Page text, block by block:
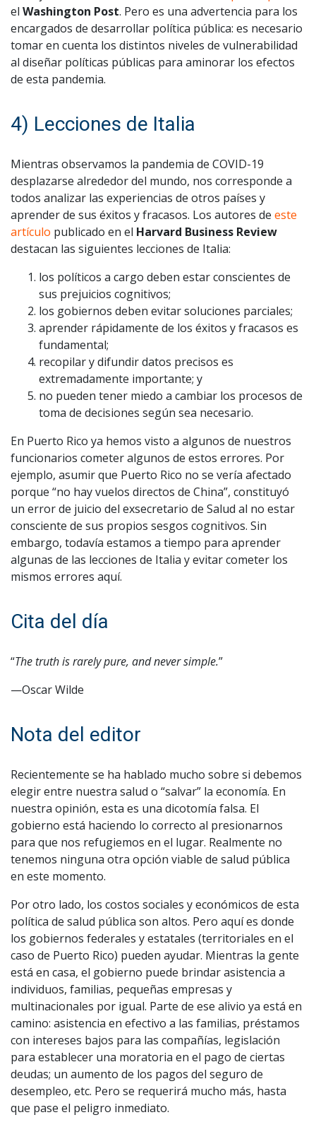
el Washington Post. Pero es una advertencia para los
encargados de desarrollar política pública: es necesario
tomar en cuenta los distintos niveles de vulnerabilidad
al diseñar políticas públicas para aminorar los efectos
de esta pandemia.
4) Lecciones de Italia
Mientras observamos la pandemia de COVID-19
desplazarse alrededor del mundo, nos corresponde a
todos analizar las experiencias de otros países y
aprender de sus éxitos y fracasos. Los autores de este
artículo publicado en el Harvard Business Review
destacan las siguientes lecciones de Italia:
los políticos a cargo deben estar conscientes de
sus prejuicios cognitivos;
los gobiernos deben evitar soluciones parciales;
aprender rápidamente de los éxitos y fracasos es
fundamental;
recopilar y difundir datos precisos es
extremadamente importante; y
no pueden tener miedo a cambiar los procesos de
toma de decisiones según sea necesario.
En Puerto Rico ya hemos visto a algunos de nuestros
funcionarios cometer algunos de estos errores. Por
ejemplo, asumir que Puerto Rico no se vería afectado
porque “no hay vuelos directos de China”, constituyó
un error de juicio del exsecretario de Salud al no estar
consciente de sus propios sesgos cognitivos. Sin
embargo, todavía estamos a tiempo para aprender
algunas de las lecciones de Italia y evitar cometer los
mismos errores aquí.
Cita del día
“The truth is rarely pure, and never simple.”
—Oscar Wilde
Nota del editor
Recientemente se ha hablado mucho sobre si debemos
elegir entre nuestra salud o “salvar” la economía. En
nuestra opinión, esta es una dicotomía falsa. El
gobierno está haciendo lo correcto al presionarnos
para que nos refugiemos en el lugar. Realmente no
tenemos ninguna otra opción viable de salud pública
en este momento.
Por otro lado, los costos sociales y económicos de esta
política de salud pública son altos. Pero aquí es donde
los gobiernos federales y estatales (territoriales en el
caso de Puerto Rico) pueden ayudar. Mientras la gente
está en casa, el gobierno puede brindar asistencia a
individuos, familias, pequeñas empresas y
multinacionales por igual. Parte de ese alivio ya está en
camino: asistencia en efectivo a las familias, préstamos
con intereses bajos para las compañías, legislación
para establecer una moratoria en el pago de ciertas
deudas; un aumento de los pagos del seguro de
desempleo, etc. Pero se requerirá mucho más, hasta
que pase el peligro inmediato.